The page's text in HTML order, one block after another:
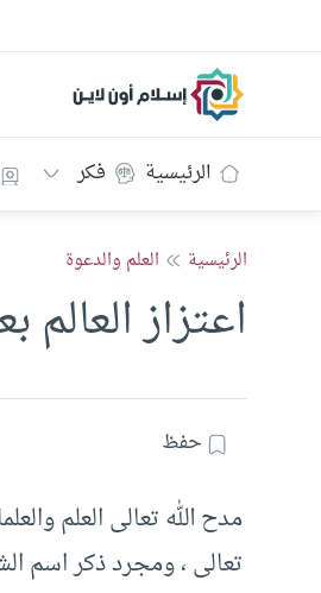
إسلام أون لاين
الرئيسية فكر
الرئيسية العلم والدعوة
اعتزاز العالم
حفظ
مدح الله تعالى العلم
تعالى ، ومجرد ذكر اسم